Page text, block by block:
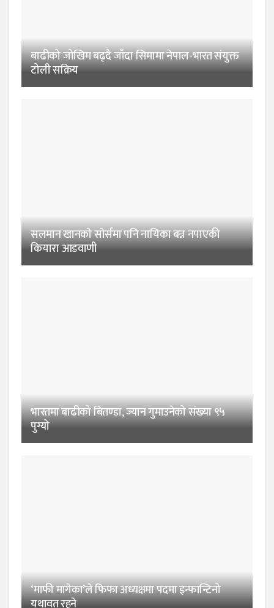
बाढीको जोखिम बढ्दै जाँदा सिमामा नेपाल-भारत संयुक्त
टोली सक्रिय
सलमान खानकाे साेर्समा पनि नायिका बन्न नपाएकी
कियारा आडवाणी
भारतमा बाढीको बितण्डा, ज्यान गुमाउनेको संख्या ९५
पुग्यो
‘माफी मागेका’ले फिफा अध्यक्षमा पदमा इन्फान्टिनो